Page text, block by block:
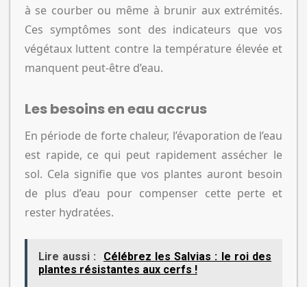
à se courber ou même à brunir aux extrémités.
Ces symptômes sont des indicateurs que vos
végétaux luttent contre la température élevée et
manquent peut-être d’eau.
Les besoins en eau accrus
En période de forte chaleur, l’évaporation de l’eau
est rapide, ce qui peut rapidement assécher le
sol. Cela signifie que vos plantes auront besoin
de plus d’eau pour compenser cette perte et
rester hydratées.
Lire aussi :
Célébrez les Salvias : le roi des
plantes résistantes aux cerfs !